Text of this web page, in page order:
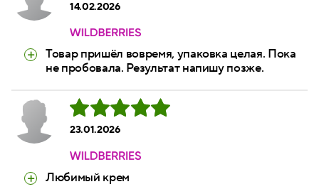
14.02.2026
Товар пришёл вовремя, упаковка целая. Пока
не пробовала. Результат напишу позже.
23.01.2026
Любимый крем